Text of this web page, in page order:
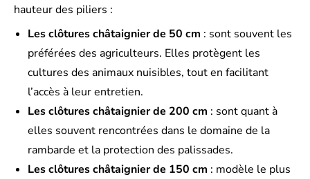
hauteur des piliers :
Les clôtures châtaignier de 50 cm : sont souvent les
préférées des agriculteurs. Elles protègent les
cultures des animaux nuisibles, tout en facilitant
l’accès à leur entretien.
Les clôtures châtaignier de 200 cm : sont quant à
elles souvent rencontrées dans le domaine de la
rambarde et la protection des palissades.
Les clôtures châtaignier de 150 cm : modèle le plus